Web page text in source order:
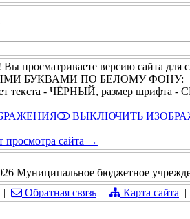
просматриваете версию сайта для
БУКВАМИ ПО БЕЛОМУ ФОНУ:
текста - ЧЁРНЫЙ, размер шрифта
ВЫКЛЮЧИТЬ
просмотра сайта →
Муниципальное бюджетное
| Обратная связь | Карта сайта